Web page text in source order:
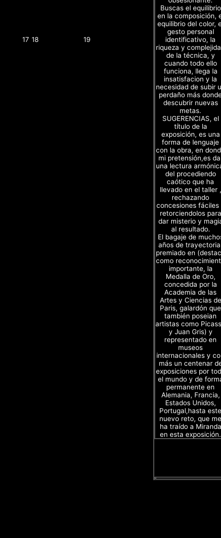
17 18 19
Buscas el equilibrio
en la composición,
equilibrio del color,
gesto personal
identificativo, la
riqueza y
de la técnica, y
cuando todo ello
funciona, llega la
insatisfacion y la
necesidad de subir
perdaño más
descubrir nuevas
metas.
SUGERENCIAS, el
título de la
exposición, es una
forma de lenguaje
con la obra, en
mi pretensión,es
una lectura
del procediendo
caótico que ha
llevado en el taller ,
rechazando
concesiones fáciles
retorciendolos para
dar misterio y
al resultado.
El bagaje de
años de
premiado en
como
importante, la
Medalla de Oro,
concedida por la
Academia de las
Artes y Ciencias de
Paris, galardón que
también poseian
artistas como
y Juan Gris) y
representado en
museos
internacionales y
más un centenar
exposiciones por
el mundo y de
permanente en
Alemania, Francia,
Estados Unidos,
Portugal,hasta este
nuevo reto, que me
ha traído a Miranda
en esta exposición.